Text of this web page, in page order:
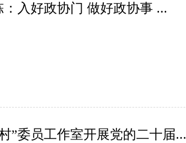
入好政协门 做好政协事 ...
”委员工作室开展党的二十届...